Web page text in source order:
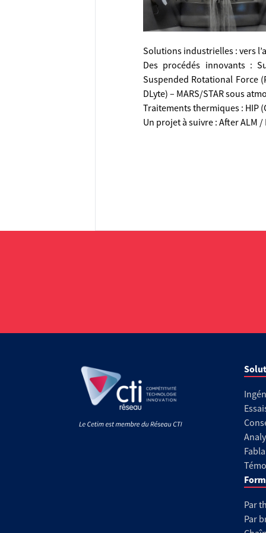
Solutions industrielles : vers
Des procédés innovants :
Suspended Rotational Force
DLyte) – MARS/STAR sous
Traitements thermiques : HIP
Un projet à suivre : After ALM
Par
Par